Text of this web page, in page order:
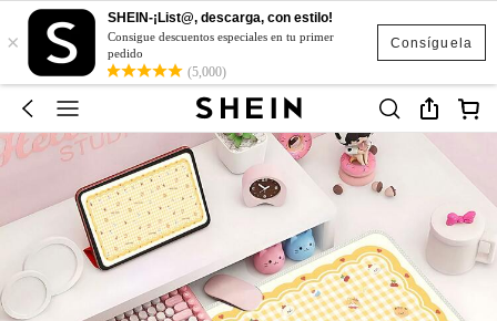
Consíguela
×
SHEIN-¡List@, descarga, con estilo!
Consigue descuentos especiales en tu primer
pedido
(5,000)